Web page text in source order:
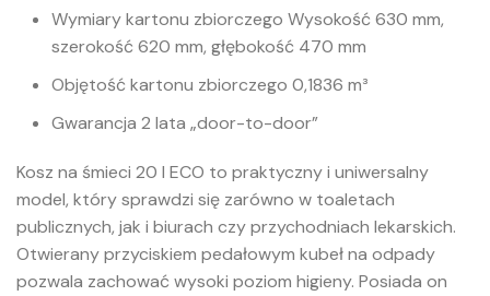
Wymiary kartonu zbiorczego Wysokość 630 mm,
szerokość 620 mm, głębokość 470 mm
Objętość kartonu zbiorczego 0,1836 m³
Gwarancja 2 lata „door-to-door”
Kosz na śmieci 20 l ECO to praktyczny i uniwersalny
model, który sprawdzi się zarówno w toaletach
publicznych, jak i biurach czy przychodniach lekarskich.
Otwierany przyciskiem pedałowym kubeł na odpady
pozwala zachować wysoki poziom higieny. Posiada on